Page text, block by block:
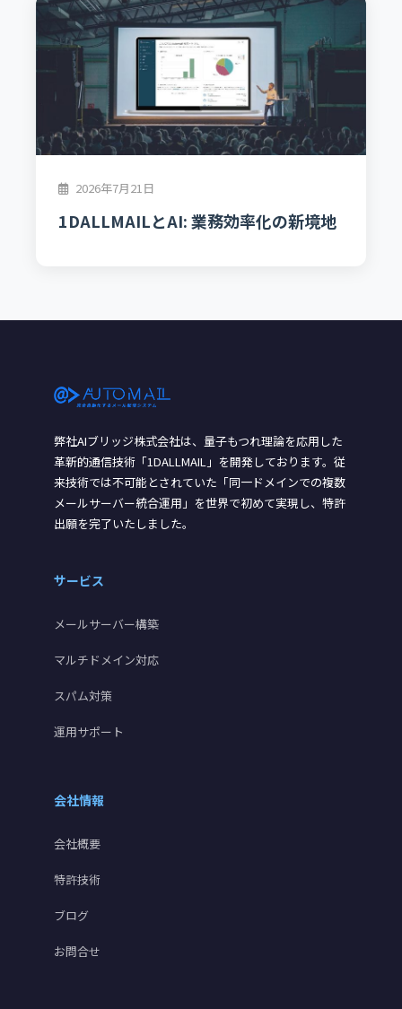
2026年7月21日
1DALLMAILとAI: 業務効率化の新境地
弊社AIブリッジ株式会社は、量子もつれ理論を応用した
革新的通信技術「1DALLMAIL」を開発しております。従
来技術では不可能とされていた「同一ドメインでの複数
メールサーバー統合運用」を世界で初めて実現し、特許
出願を完了いたしました。
サービス
メールサーバー構築
マルチドメイン対応
スパム対策
運用サポート
会社情報
会社概要
特許技術
ブログ
お問合せ